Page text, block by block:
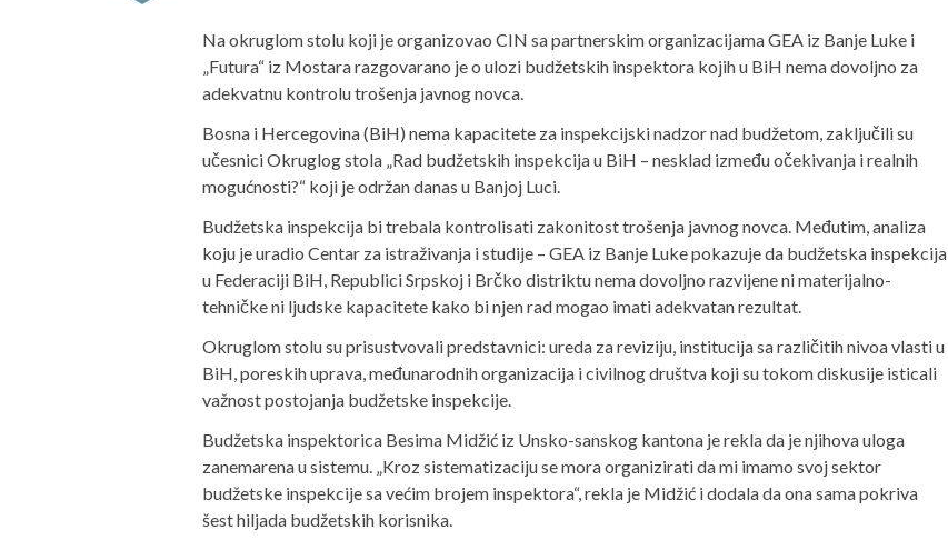
Na okruglom stolu koji je organizovao CIN sa partnerskim organizacijama GEA iz Banje Luke i
„Futura“ iz Mostara razgovarano je o ulozi budžetskih inspektora kojih u BiH nema dovoljno za
adekvatnu kontrolu trošenja javnog novca.
Bosna i Hercegovina (BiH) nema kapacitete za inspekcijski nadzor nad budžetom, zaključili su
učesnici Okruglog stola „Rad budžetskih inspekcija u BiH – nesklad između očekivanja i realnih
mogućnosti?“ koji je održan danas u Banjoj Luci.
Budžetska inspekcija bi trebala kontrolisati zakonitost trošenja javnog novca. Međutim, analiza
koju je uradio Centar za istraživanja i studije – GEA iz Banje Luke pokazuje da budžetska inspekcija
u Federaciji BiH, Republici Srpskoj i Brčko distriktu nema dovoljno razvijene ni materijalno-
tehničke ni ljudske kapacitete kako bi njen rad mogao imati adekvatan rezultat.
Okruglom stolu su prisustvovali predstavnici: ureda za reviziju, institucija sa različitih nivoa vlasti u
BiH, poreskih uprava, međunarodnih organizacija i civilnog društva koji su tokom diskusije isticali
važnost postojanja budžetske inspekcije.
Budžetska inspektorica Besima Midžić iz Unsko-sanskog kantona je rekla da je njihova uloga
zanemarena u sistemu. „Kroz sistematizaciju se mora organizirati da mi imamo svoj sektor
budžetske inspekcije sa većim brojem inspektora“, rekla je Midžić i dodala da ona sama pokriva
šest hiljada budžetskih korisnika.